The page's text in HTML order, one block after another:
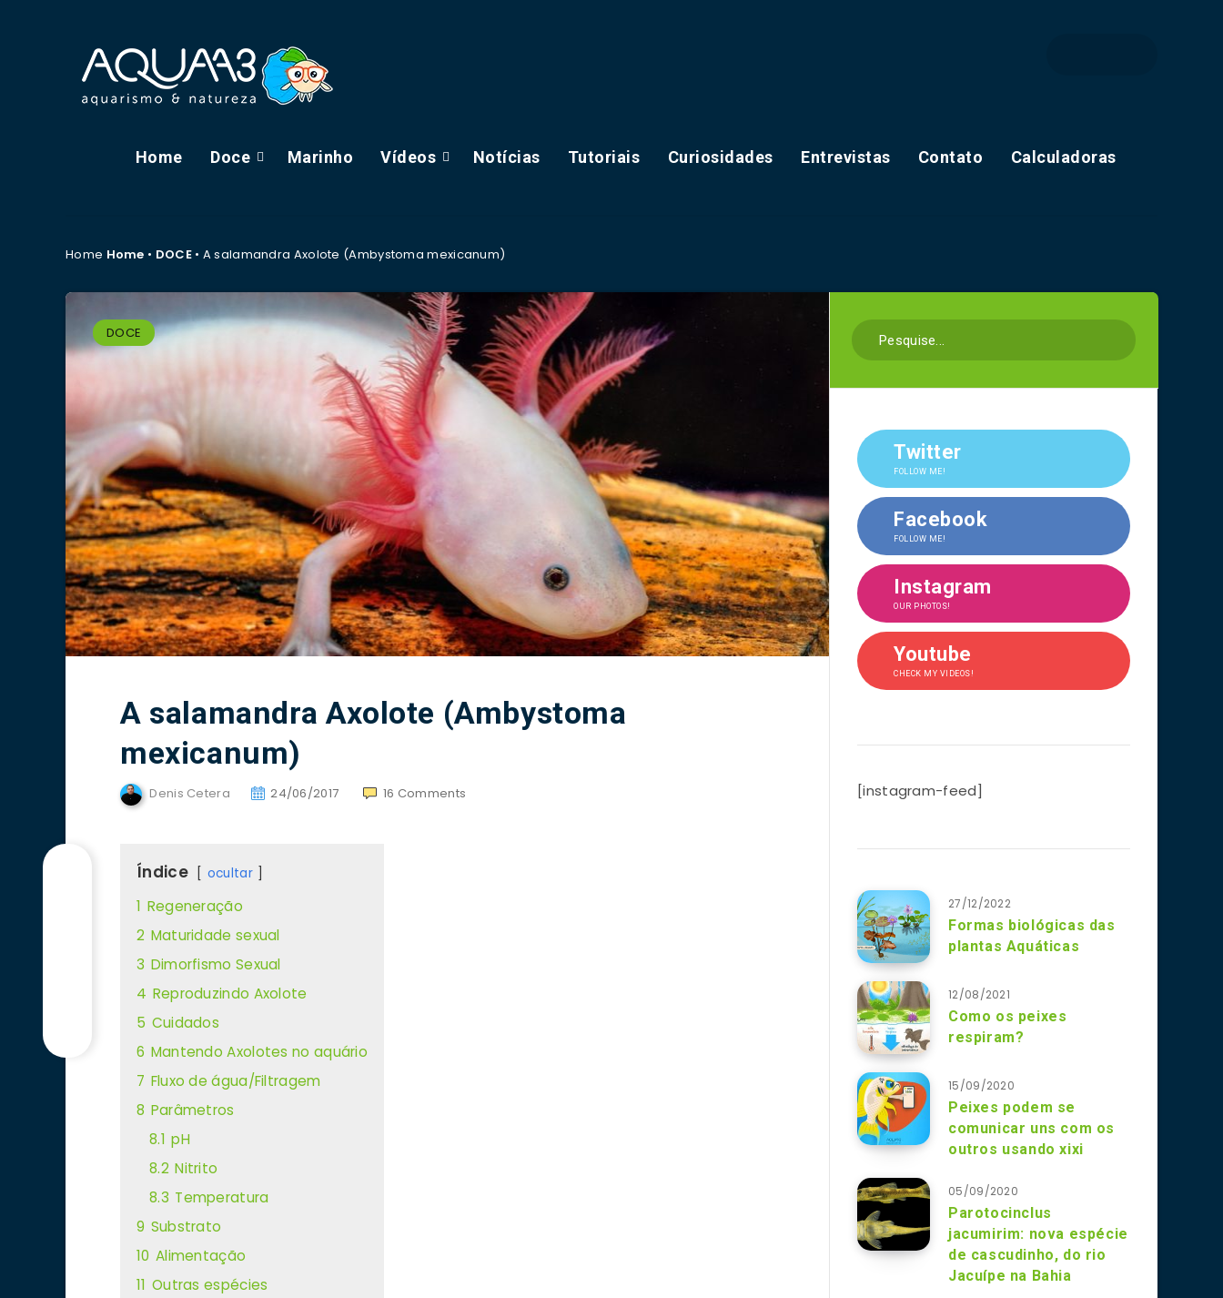
Home Doce Marinho Vídeos Notícias Tutoriais Curiosidades Entrevistas Contato Calculadoras
Home Home • DOCE• A salamandra Axolote (Ambystoma mexicanum)
DOCE
A salamandra Axolote (Ambystoma
mexicanum)
Denis Cetera 24/06/2017 16 Comments
Índice ocultar
1 Regeneração
2 Maturidade sexual
3 Dimorfismo Sexual
4 Reproduzindo Axolote
5 Cuidados
6 Mantendo Axolotes no aquário
7 Fluxo de água/Filtragem
8 Parâmetros
8.1 pH
8.2 Nitrito
8.3 Temperatura
9 Substrato
10 Alimentação
11 Outras espécies
Twitter
FOLLOW ME!
Facebook
FOLLOW ME!
Instagram
OUR PHOTOS!
Youtube
CHECK MY VIDEOS!
[instagram-feed]
27/12/2022
Formas biológicas das
plantas Aquáticas
12/08/2021
Como os peixes
respiram?
15/09/2020
Peixes podem se
comunicar uns com os
outros usando xixi
05/09/2020
Parotocinclus
jacumirim: nova espécie
de cascudinho, do rio
Jacuípe na Bahia